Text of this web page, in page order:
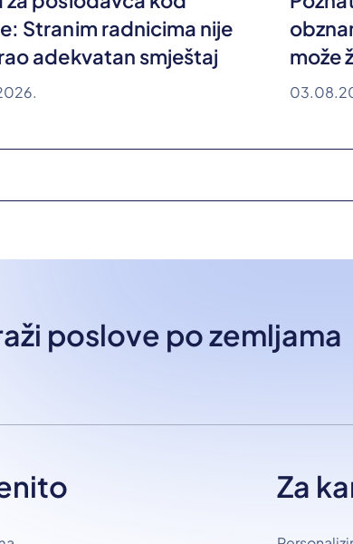
Stranim radnicima nije
adekvatan smještaj
može
poslove po zemljama
Za